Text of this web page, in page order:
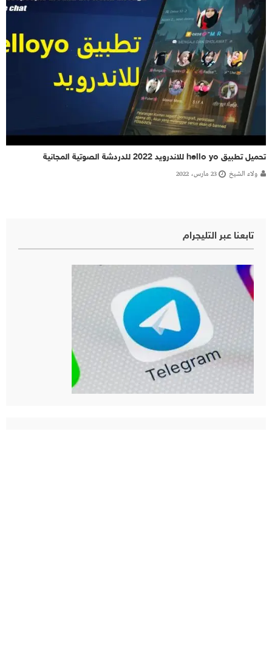
تحميل تطبيق hello yo للاندرويد 2022 للدردشة الصوتية المجانية
ولاء الشيخ 23 مارس، 2022
تابعنا عبر التليجرام